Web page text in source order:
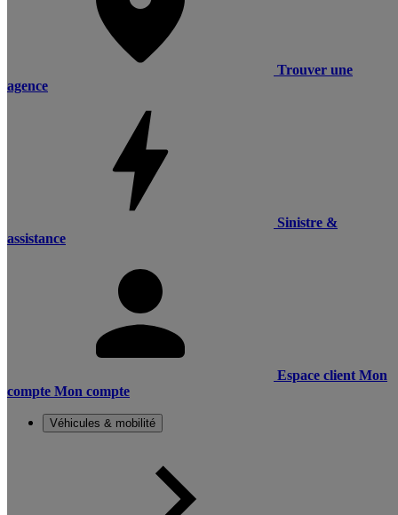
Trouver une
agence
Sinistre &
assistance
Espace client Mon
compte Mon compte
Véhicules & mobilité